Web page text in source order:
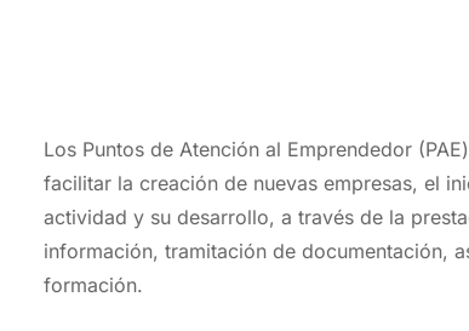
Los Puntos de Atención al Emprendedor
facilitar la creación de nuevas empresas, el
actividad y su desarrollo, a través de la
información, tramitación de documentación,
formación.